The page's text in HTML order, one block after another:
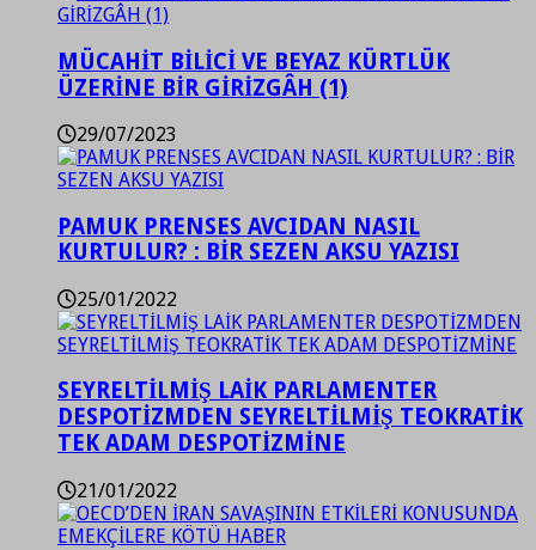
MÜCAHİT BİLİCİ VE BEYAZ KÜRTLÜK
ÜZERİNE BİR GİRİZGÂH (1)
29/07/2023
PAMUK PRENSES AVCIDAN NASIL
KURTULUR? : BİR SEZEN AKSU YAZISI
25/01/2022
SEYRELTİLMİŞ LAİK PARLAMENTER
DESPOTİZMDEN SEYRELTİLMİŞ TEOKRATİK
TEK ADAM DESPOTİZMİNE
21/01/2022